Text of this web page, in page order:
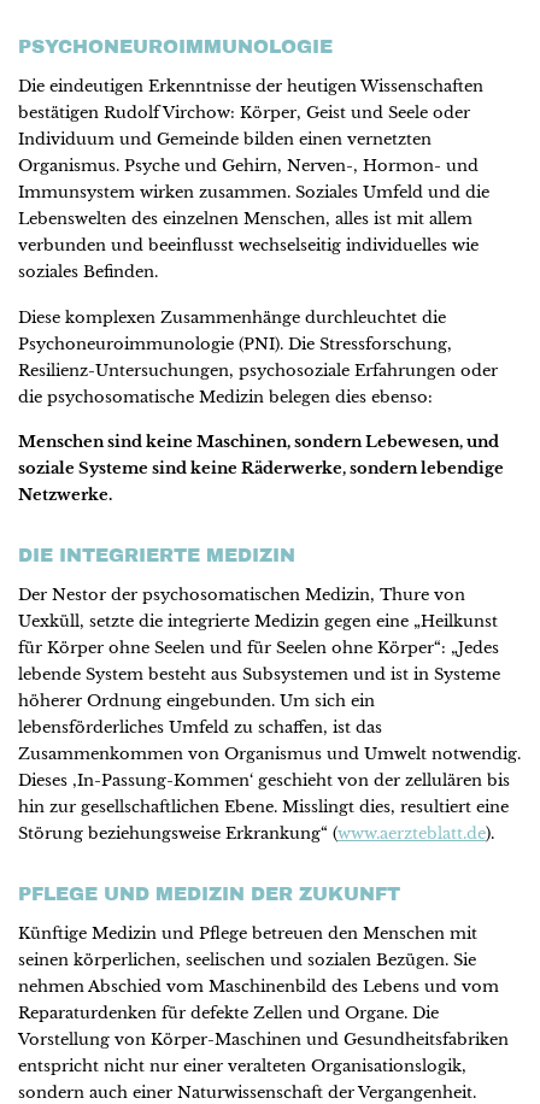
PSYCHONEUROIMMUNOLOGIE
Die eindeutigen Erkenntnisse der heutigen Wissenschaften
bestätigen Rudolf Virchow: Körper, Geist und Seele oder
Individuum und Gemeinde bilden einen vernetzten
Organismus. Psyche und Gehirn, Nerven-, Hormon- und
Immunsystem wirken zusammen. Soziales Umfeld und die
Lebenswelten des einzelnen Menschen, alles ist mit allem
verbunden und beeinflusst wechselseitig individuelles wie
soziales Befinden.
Diese komplexen Zusammenhänge durchleuchtet die
Psychoneuroimmunologie (PNI). Die Stressforschung,
Resilienz-Untersuchungen, psychosoziale Erfahrungen oder
die psychosomatische Medizin belegen dies ebenso:
Menschen sind keine Maschinen, sondern Lebewesen, und
soziale Systeme sind keine Räderwerke, sondern lebendige
Netzwerke.
DIE INTEGRIERTE MEDIZIN
Der Nestor der psychosomatischen Medizin, Thure von
Uexküll, setzte die integrierte Medizin gegen eine „Heilkunst
für Körper ohne Seelen und für Seelen ohne Körper“: „Jedes
lebende System besteht aus Subsystemen und ist in Systeme
höherer Ordnung eingebunden. Um sich ein
lebensförderliches Umfeld zu schaffen, ist das
Zusammenkommen von Organismus und Umwelt notwendig.
Dieses ‚In-Passung-Kommen‘ geschieht von der zellulären bis
hin zur gesellschaftlichen Ebene. Misslingt dies, resultiert eine
Störung beziehungsweise Erkrankung“ (www.aerzteblatt.de).
PFLEGE UND MEDIZIN DER ZUKUNFT
Künftige Medizin und Pflege betreuen den Menschen mit
seinen körperlichen, seelischen und sozialen Bezügen. Sie
nehmen Abschied vom Maschinenbild des Lebens und vom
Reparaturdenken für defekte Zellen und Organe. Die
Vorstellung von Körper-Maschinen und Gesundheitsfabriken
entspricht nicht nur einer veralteten Organisationslogik,
sondern auch einer Naturwissenschaft der Vergangenheit.